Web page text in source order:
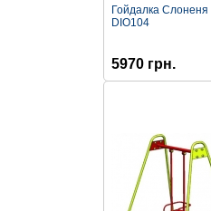
Гойдалка Слоненя
DIO104
5970 грн.